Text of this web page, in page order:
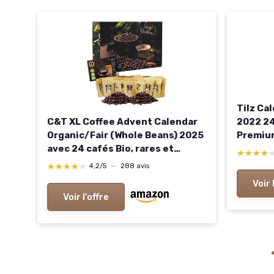
C&T XL Coffee Advent Calendar
Organic/Fair (Whole Beans) 2025
avec 24 cafés Bio, rares et
équitables à 20 g + Surprise dans
★★★★★
★★★★★ 4,2/5 — 288 avis
Voir l'offre
Tilz
2022
café
★★★★★
★★★★★
Voir